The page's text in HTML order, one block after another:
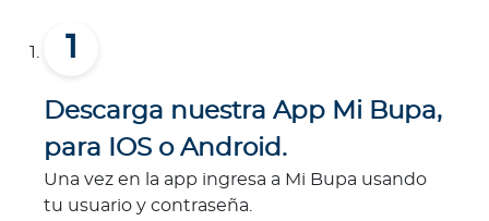
Descarga nuestra App Mi Bupa,
para IOS o Android.
Una vez en la app ingresa a Mi Bupa usando
tu usuario y contraseña.